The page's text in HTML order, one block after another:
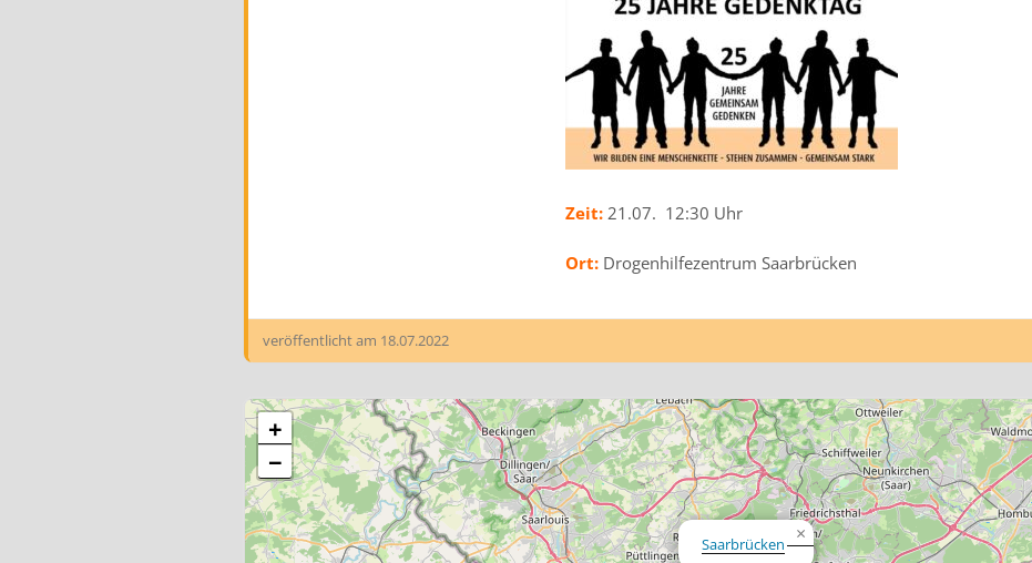
Zeit: 21.07. 12:30 Uhr
Ort: Drogenhilfezentrum Saarbrücken
veröffentlicht am 18.07.2022
Saarbrücken ×
+
−